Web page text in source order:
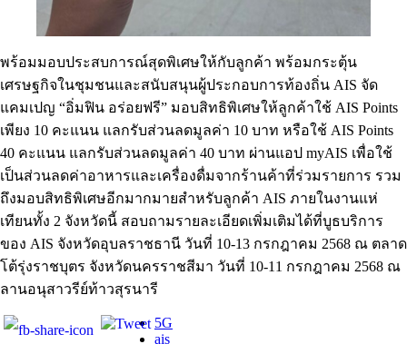
พร้อมมอบประสบการณ์สุดพิเศษให้กับลูกค้า พร้อมกระตุ้น
เศรษฐกิจในชุมชนและสนับสนุนผู้ประกอบการท้องถิ่น AIS จัด
แคมเปญ “อิ่มฟิน อร่อยฟรี” มอบสิทธิพิเศษให้ลูกค้าใช้ AIS Points
เพียง 10 คะแนน แลกรับส่วนลดมูลค่า 10 บาท หรือใช้ AIS Points
40 คะแนน แลกรับส่วนลดมูลค่า 40 บาท ผ่านแอป myAIS เพื่อใช้
เป็นส่วนลดค่าอาหารและเครื่องดื่มจากร้านค้าที่ร่วมรายการ รวม
ถึงมอบสิทธิพิเศษอีกมากมายสำหรับลูกค้า AIS ภายในงานแห่
เทียนทั้ง 2 จังหวัดนี้ สอบถามรายละเอียดเพิ่มเติมได้ที่บูธบริการ
ของ AIS จังหวัดอุบลราชธานี วันที่ 10-13 กรกฎาคม 2568 ณ ตลาด
โต้รุ่งราชบุตร จังหวัดนครราชสีมา วันที่ 10-11 กรกฎาคม 2568 ณ
ลานอนุสาวรีย์ท้าวสุรนารี
5G
ais